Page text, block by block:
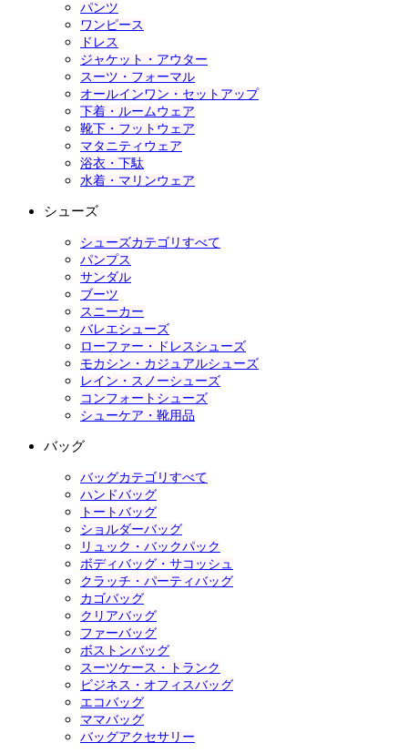
パンツ
ワンピース
ドレス
ジャケット・アウター
スーツ・フォーマル
オールインワン・セットアップ
下着・ルームウェア
靴下・フットウェア
マタニティウェア
浴衣・下駄
水着・マリンウェア
シューズ
シューズカテゴリすべて
パンプス
サンダル
ブーツ
スニーカー
バレエシューズ
ローファー・ドレスシューズ
モカシン・カジュアルシューズ
レイン・スノーシューズ
コンフォートシューズ
シューケア・靴用品
バッグ
バッグカテゴリすべて
ハンドバッグ
トートバッグ
ショルダーバッグ
リュック・バックパック
ボディバッグ・サコッシュ
クラッチ・パーティバッグ
カゴバッグ
クリアバッグ
ファーバッグ
ボストンバッグ
スーツケース・トランク
ビジネス・オフィスバッグ
エコバッグ
ママバッグ
バッグアクセサリー